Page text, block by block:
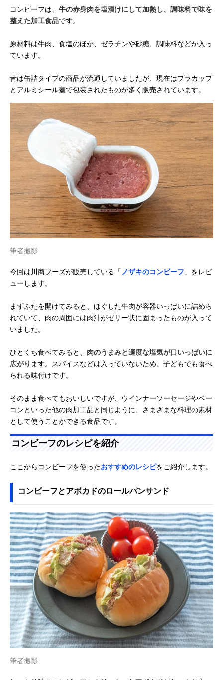
コンビーフは、 牛の赤身肉を塩漬けにして加熱し、調味料で味を
整えた加工食品です。
原材料は牛肉、食塩のほか、ゼラチンや砂糖、調味料などが入っ
ています。
昔は缶詰タイプの商品が流通していましたが、現在はプラカップ
とアルミシール蓋で包装されたものが多く販売されています。
筆者撮影
今回は川商フーズが販売している「 ノザキのコンビーフ 」をレビ
ューします。
まずふたを開けてみると、ほぐした牛肉が容器いっぱいに詰めら
れていて、肉の周囲には肉汁がゼリー状に固まったものが入って
いました。
ひとくち食べてみると、 肉のうまみと適度な塩気が口いっぱいに
広がり ます。スパイスなどは入っていないため、子どもでも食べ
られる味付けです。
そのまま食べてもおいしいですが、ウインナーソーセージやベー
コンといった他の肉加工品と同じように、さまざまな料理の素材
として使うことができる食品です。
コンビーフのレシピを紹介
ここからコンビーフを使ったおすすめのレシピをご紹介します。
コンビーフとアボカドのロールパンサンド
筆者撮影